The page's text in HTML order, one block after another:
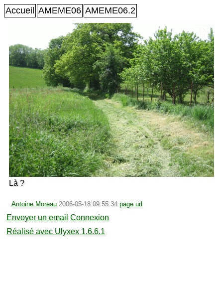
Accueil AMEME06 AMEME06.2
Là ?
Antoine Moreau 2006-05-18 09:55:34 page url
Envoyer un email Connexion
Réalisé avec Ulyxex 1.6.6.1